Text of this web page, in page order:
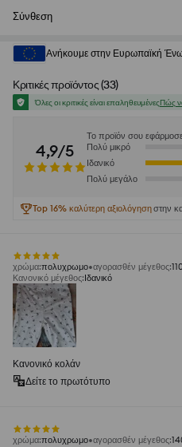
Σύνθεση
Ανήκουμε στην Ευρωπαϊκή
Κριτικές προϊόντος(33)
Όλες οι κριτικές είναι επαληθευμένεςΠώς
4,9/5
Το προϊόν σου
Πολύ μικρό
Ιδανικό
Πολύ μεγάλο
Top 16% καλύτερη αξιολόγησηστην
χρώμα:πολυχρωμο αγορασθέν μέγεθος:
Κανονικό μέγεθος:Ιδανικό
Κανονικό κολάν
Δείτε το πρωτότυπο
χρώμα:πολυχρωμο αγορασθέν μέγεθος: